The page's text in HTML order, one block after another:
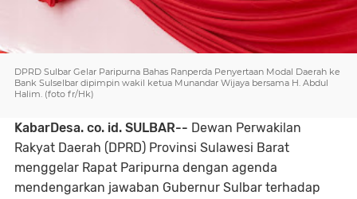
DPRD Sulbar Gelar Paripurna Bahas Ranperda Penyertaan Modal Daerah ke
Bank Sulselbar dipimpin wakil ketua Munandar Wijaya bersama H. Abdul
Halim. (foto fr/Hk)
KabarDesa. co. id. SULBAR-- Dewan Perwakilan
Rakyat Daerah (DPRD) Provinsi Sulawesi Barat
menggelar Rapat Paripurna dengan agenda
mendengarkan jawaban Gubernur Sulbar terhadap